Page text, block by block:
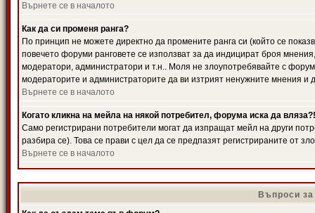
Върнете се в началото
Как да си променя ранга?
По принцип не можете директно да промените ранга си (който се
повечето форуми ранговете се използват за да индицират броя
модератори, администратори и т.н.. Моля не злоупотребявайте с
модераторите и администраторите да ви изтрият ненужните мнения и
Върнете се в началото
Когато кликна на мейла на някой потребител, форума иска да вляза?!
Само регистрирани потребители могат да изпращат мейл на други
разбира се). Това се прави с цел да се предпазят регистрираните от
Върнете се в началото
Въпроси